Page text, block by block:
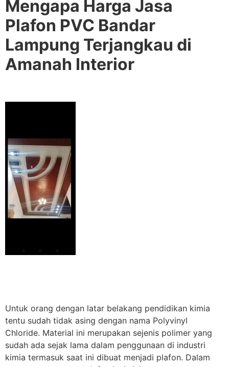
Mengapa Harga Jasa
Plafon PVC Bandar
Lampung Terjangkau di
Amanah Interior
Untuk orang dengan latar belakang pendidikan kimia
tentu sudah tidak asing dengan nama Polyvinyl
Chloride. Material ini merupakan sejenis polimer yang
sudah ada sejak lama dalam penggunaan di industri
kimia termasuk saat ini dibuat menjadi plafon. Dalam